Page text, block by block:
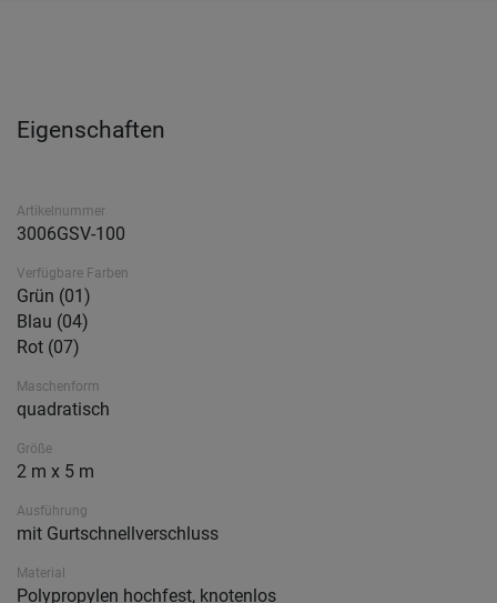
Eigenschaften
Artikelnummer
3006GSV-100
Verfügbare Farben
Grün (01)
Blau (04)
Rot (07)
Maschenform
quadratisch
Größe
2 m x 5 m
Ausführung
mit Gurtschnellverschluss
Material
Polypropylen hochfest, knotenlos